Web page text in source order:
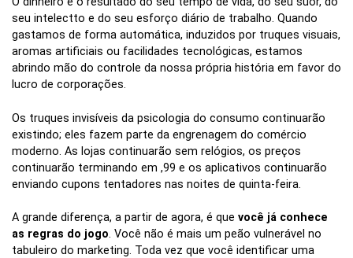
seu intelectto e do seu esforço diário de trabalho. Quando
gastamos de forma automática, induzidos por truques visuais,
aromas artificiais ou facilidades tecnológicas, estamos
abrindo mão do controle da nossa própria história em favor do
lucro de corporações.
Os truques invisíveis da psicologia do consumo continuarão
existindo; eles fazem parte da engrenagem do comércio
moderno. As lojas continuarão sem relógios, os preços
continuarão terminando em ,99 e os aplicativos continuarão
enviando cupons tentadores nas noites de quinta-feira.
A grande diferença, a partir de agora, é que você já conhece
as regras do jogo. Você não é mais um peão vulnerável no
tabuleiro do marketing. Toda vez que você identificar uma